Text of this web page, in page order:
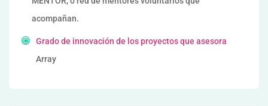
acompañan.
Grado de innovación de los proyectos que asesora
Array